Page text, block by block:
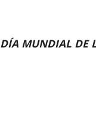
DÍA MUNDIAL DE